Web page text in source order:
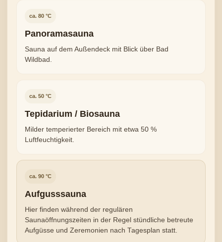
ca. 80 °C
Panoramasauna
Sauna auf dem Außendeck mit Blick über Bad
Wildbad.
ca. 50 °C
Tepidarium / Biosauna
Milder temperierter Bereich mit etwa 50 %
Luftfeuchtigkeit.
ca. 90 °C
Aufgusssauna
Hier finden während der regulären
Saunaöffnungszeiten in der Regel stündliche betreute
Aufgüsse und Zeremonien nach Tagesplan statt.